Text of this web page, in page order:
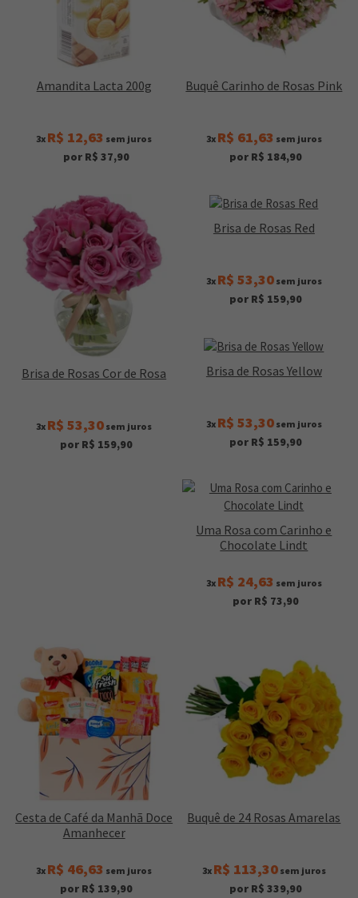
Amandita Lacta 200g
3x R$ 12,63 sem juros
por R$ 37,90
Buquê Carinho de Rosas Pink
3x R$ 61,63 sem juros
por R$ 184,90
Brisa de Rosas Cor de Rosa
3x R$ 53,30 sem juros
por R$ 159,90
Brisa de Rosas Red
3x R$ 53,30sem juros
por R$ 159,90
Brisa de Rosas Yellow
3x R$ 53,30sem juros
por R$ 159,90
Uma Rosa com Carinho e
Chocolate Lindt
3x R$ 24,63 sem juros
por R$ 73,90
Cesta de Café da Manhã Doce
Amanhecer
3x R$ 46,63 sem juros
por R$ 139,90
Buquê de 24 Rosas Amarelas
3x R$ 113,30sem juros
por R$ 339,90